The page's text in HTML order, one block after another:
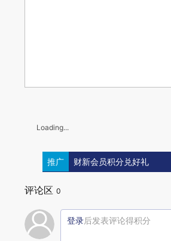
Loading...
推广 财新会员积分兑好礼
评论区 0
登录后发表评论得积分